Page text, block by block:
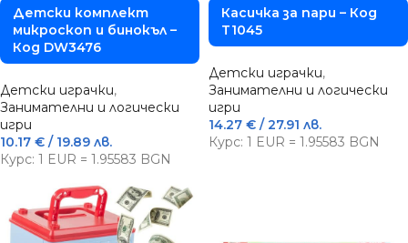
Детски комплект
микроскоп и бинокъл –
Код DW3476
Детски играчки,
Занимателни и логически
игри
10.17 € / 19.89 лв.
Курс: 1 EUR = 1.95583 BGN
Касичка за пари – Код
T1045
Детски играчки,
Занимателни и логически
игри
14.27 € / 27.91 лв.
Курс: 1 EUR = 1.95583 BGN